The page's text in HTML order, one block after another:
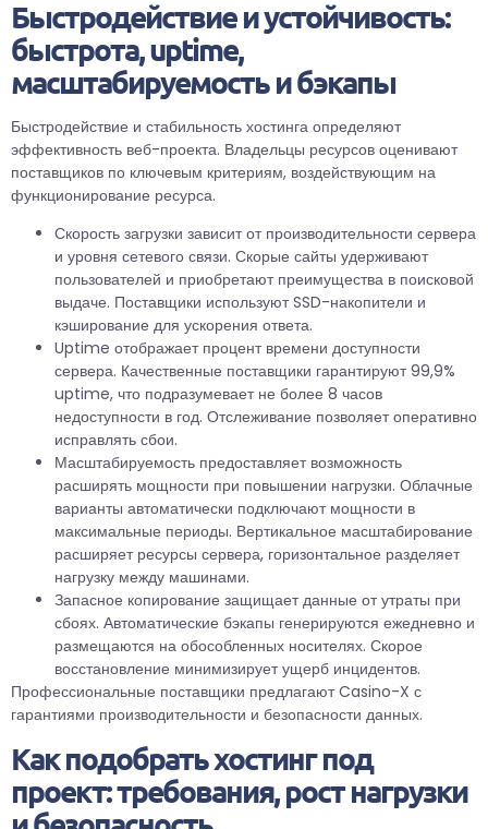
Быстродействие и устойчивость:
быстрота, uptime,
масштабируемость и бэкапы
Быстродействие и стабильность хостинга определяют
эффективность веб-проекта. Владельцы ресурсов оценивают
поставщиков по ключевым критериям, воздействующим на
функционирование ресурса.
Скорость загрузки зависит от производительности сервера
и уровня сетевого связи. Скорые сайты удерживают
пользователей и приобретают преимущества в поисковой
выдаче. Поставщики используют SSD-накопители и
кэширование для ускорения ответа.
Uptime отображает процент времени доступности
сервера. Качественные поставщики гарантируют 99,9%
uptime, что подразумевает не более 8 часов
недоступности в год. Отслеживание позволяет оперативно
исправлять сбои.
Масштабируемость предоставляет возможность
расширять мощности при повышении нагрузки. Облачные
варианты автоматически подключают мощности в
максимальные периоды. Вертикальное масштабирование
расширяет ресурсы сервера, горизонтальное разделяет
нагрузку между машинами.
Запасное копирование защищает данные от утраты при
сбоях. Автоматические бэкапы генерируются ежедневно и
размещаются на обособленных носителях. Скорое
восстановление минимизирует ущерб инцидентов.
Профессиональные поставщики предлагают Casino-X с
гарантиями производительности и безопасности данных.
Как подобрать хостинг под
проект: требования, рост нагрузки